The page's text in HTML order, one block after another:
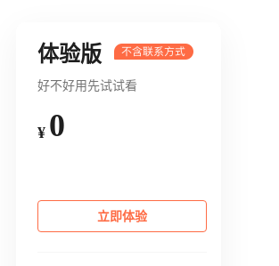
体验版
好不好用先试试看
¥ 0
立即体验